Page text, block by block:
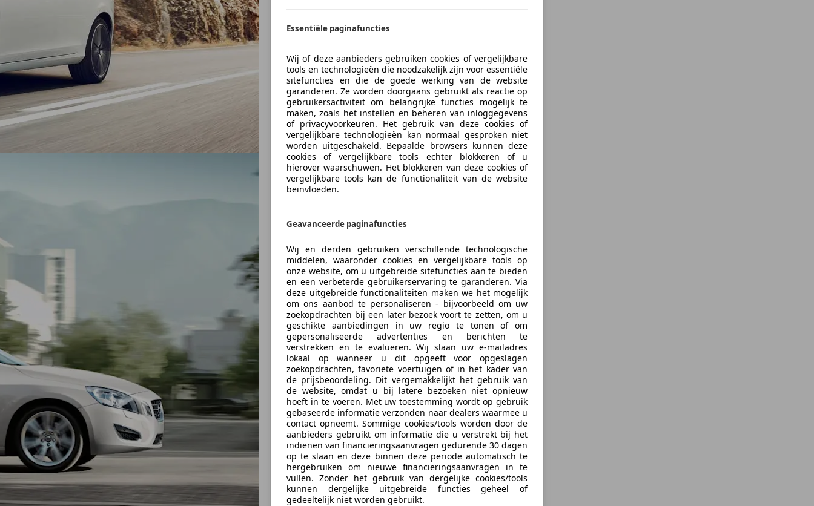
Essentiële paginafuncties
Wij of deze aanbieders gebruiken cookies of vergelijkbare
tools en technologieën die noodzakelijk zijn voor essentiële
sitefuncties en die de goede werking van de website
garanderen. Ze worden doorgaans gebruikt als reactie op
gebruikersactiviteit om belangrijke functies mogelijk te
maken, zoals het instellen en beheren van inloggegevens
of privacyvoorkeuren. Het gebruik van deze cookies of
vergelijkbare technologieën kan normaal gesproken niet
worden uitgeschakeld. Bepaalde browsers kunnen deze
cookies of vergelijkbare tools echter blokkeren of u
hierover waarschuwen. Het blokkeren van deze cookies of
vergelijkbare tools kan de functionaliteit van de website
beïnvloeden.
Geavanceerde paginafuncties
Wij en derden gebruiken verschillende technologische
middelen, waaronder cookies en vergelijkbare tools op
onze website, om u uitgebreide sitefuncties aan te bieden
en een verbeterde gebruikerservaring te garanderen. Via
deze uitgebreide functionaliteiten maken we het mogelijk
om ons aanbod te personaliseren - bijvoorbeeld om uw
zoekopdrachten bij een later bezoek voort te zetten, om u
geschikte aanbiedingen in uw regio te tonen of om
gepersonaliseerde advertenties en berichten te
verstrekken en te evalueren. Wij slaan uw e-mailadres
lokaal op wanneer u dit opgeeft voor opgeslagen
zoekopdrachten, favoriete voertuigen of in het kader van
de prijsbeoordeling. Dit vergemakkelijkt het gebruik van
de website, omdat u bij latere bezoeken niet opnieuw
hoeft in te voeren. Met uw toestemming wordt op gebruik
gebaseerde informatie verzonden naar dealers waarmee u
contact opneemt. Sommige cookies/tools worden door de
aanbieders gebruikt om informatie die u verstrekt bij het
indienen van financieringsaanvragen gedurende 30 dagen
op te slaan en deze binnen deze periode automatisch te
hergebruiken om nieuwe financieringsaanvragen in te
vullen. Zonder het gebruik van dergelijke cookies/tools
kunnen dergelijke uitgebreide functies geheel of
gedeeltelijk niet worden gebruikt.